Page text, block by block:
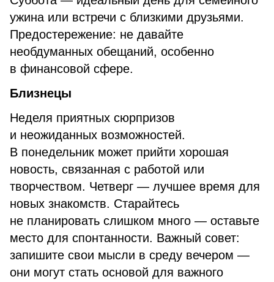
ужина или встречи с близкими друзьями.
Предостережение: не давайте
необдуманных обещаний, особенно
в финансовой сфере.
Близнецы
Неделя приятных сюрпризов
и неожиданных возможностей.
В понедельник может прийти хорошая
новость, связанная с работой или
творчеством. Четверг — лучшее время для
новых знакомств. Старайтесь
не планировать слишком много — оставьте
место для спонтанности. Важный совет:
запишите свои мысли в среду вечером —
они могут стать основой для важного